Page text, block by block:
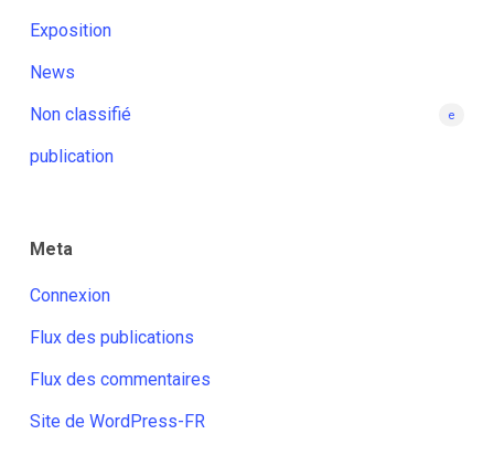
Exposition
News
Non classifié
e
publication
Meta
Connexion
Flux des publications
Flux des commentaires
Site de WordPress-FR